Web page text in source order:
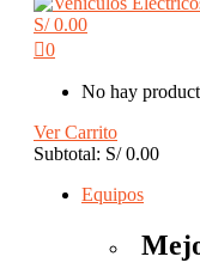
S/0.00
0
No hay
Ver Carrito
Subtotal: S/0.00
Equipos